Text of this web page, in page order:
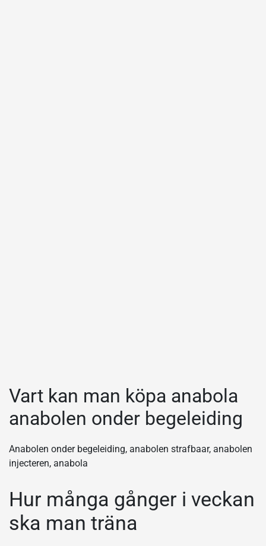
Vart kan man köpa anabola
anabolen onder begeleiding
Anabolen onder begeleiding, anabolen strafbaar, anabolen
injecteren, anabola
Hur många gånger i veckan
ska man träna